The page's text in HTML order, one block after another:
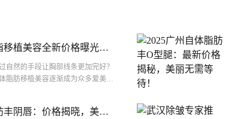
移植美容全新价格曝光：
自然的手段让胸部线条更加完好？
脂肪移植美容逐渐成为众多爱美人
丰阴唇：价格揭晓，美丽